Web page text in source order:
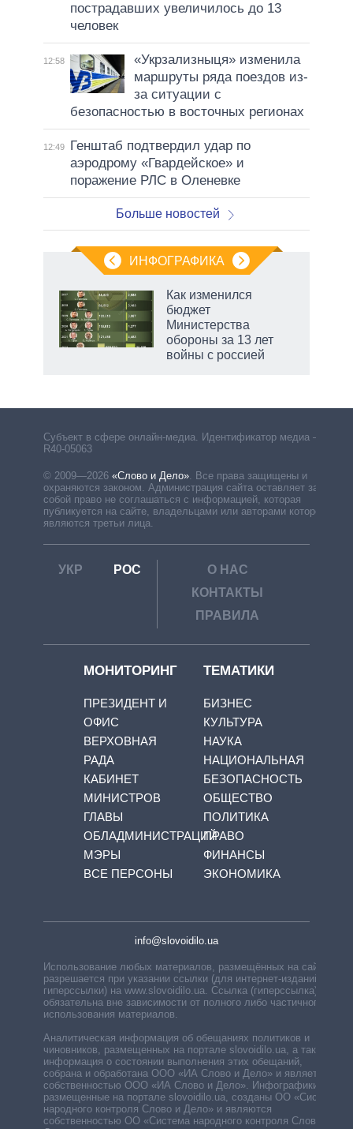
пострадавших увеличилось до 13
человек
12:58
«Укрзализныця» изменила
маршруты ряда поездов из-
за ситуации с
безопасностью в восточных регионах
12:49
Генштаб подтвердил удар по
аэродрому «Гвардейское» и
поражение РЛС в Оленевке
Больше новостей
ИНФОГРАФИКА
Как изменился
бюджет
Министерства
обороны за 13 лет
войны с россией
Субъект в сфере онлайн-медиа. Идентификатор медиа –
R40-05063
© 2009—2026 «Слово и Дело». Все права защищены и
охраняются законом. Администрация сайта оставляет за
собой право не соглашаться с информацией, которая
публикуется на сайте, владельцами или авторами которой
являются третьи лица.
УКР РОС
О НАС
КОНТАКТЫ
ПРАВИЛА
МОНИТОРИНГ
ПРЕЗИДЕНТ И
ОФИС
ВЕРХОВНАЯ
РАДА
КАБИНЕТ
МИНИСТРОВ
ГЛАВЫ
ОБЛАДМИНИСТРАЦИЙ
МЭРЫ
ВСЕ ПЕРСОНЫ
ТЕМАТИКИ
БИЗНЕС
КУЛЬТУРА
НАУКА
НАЦИОНАЛЬНАЯ
БЕЗОПАСНОСТЬ
ОБЩЕСТВО
ПОЛИТИКА
ПРАВО
ФИНАНСЫ
ЭКОНОМИКА
info@slovoidilo.ua
Использование любых материалов, размещённых на сайте,
разрешается при указании ссылки (для интернет-изданий —
гиперссылки) на www.slovoidilo.ua. Ссылка (гиперссылка)
обязательна вне зависимости от полного либо частичного
использования материалов.
Аналитическая информация об обещаниях политиков и
чиновников, размещенных на портале slovoidilo.ua, а также
информация о состоянии выполнения этих обещаний,
собрана и обработана ООО «ИА Слово и Дело» и является
собственностью ООО «ИА Слово и Дело». Инфографики,
размещенные на портале slovoidilo.ua, созданы ОО «Система
народного контроля Слово и Дело» и являются
собственностью ОО «Система народного контроля Слово и